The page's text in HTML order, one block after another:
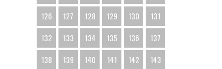
126
127 128 129 130
131
132
133 134 135 136
137
138
139 140 141 142
143